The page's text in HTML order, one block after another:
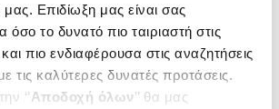
μας. Επιδίωξη μας είναι σας
το δυνατό πιο ταιριαστή στις
πιο ενδιαφέρουσα στις αναζητήσεις
τις καλύτερες δυνατές προτάσεις.
‘’Αποδοχή όλων’’ θα μας